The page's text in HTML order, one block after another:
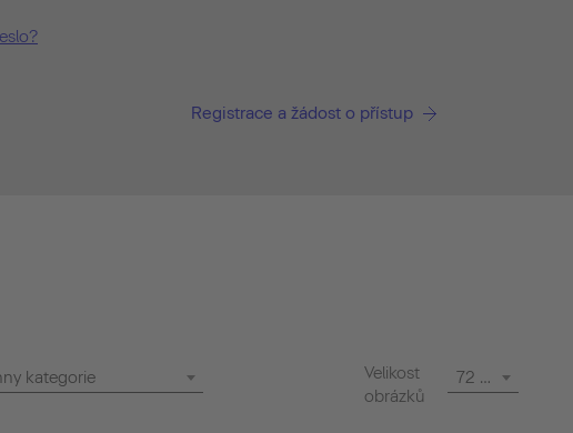
Registrace a žádost o přístup
kategorie
Velikost
obrázků
72 dpi